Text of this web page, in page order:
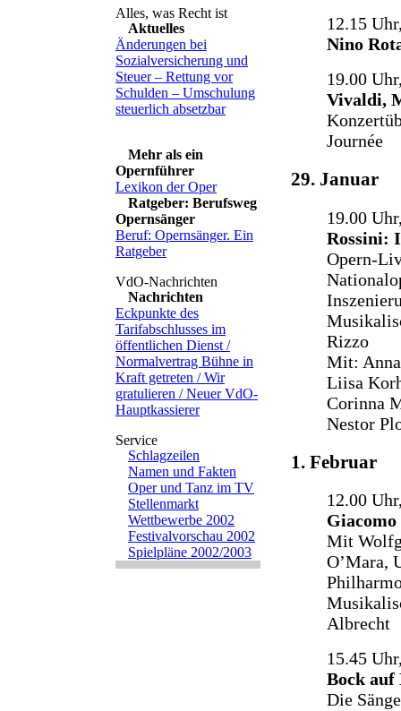
Aktuelles
Änderungen bei
Sozialversicherung und
Steuer – Rettung vor
Schulden – Umschulung
steuerlich absetzbar
Mehr als ein
Opernführer
Lexikon der Oper
Ratgeber: Berufsweg
Opernsänger
Beruf: Opernsänger. Ein
Ratgeber
Nachrichten
Eckpunkte des
Tarifabschlusses im
öffentlichen Dienst /
Normalvertrag Bühne in
Kraft getreten / Wir
gratulieren / Neuer VdO-
Hauptkassierer
Schlagzeilen
Namen und Fakten
Oper und Tanz im TV
Stellenmarkt
Wettbewerbe 2002
Festivalvorschau 2002
Spielpläne 2002/2003
12.15
Nino
19.00
Vivaldi,
Journée
29. Januar
19.00
Rossini:
Opern-
Rizzo
Mit:
Liisa
Corinna
Nestor
1. Februar
12.00
Mit
O’Mara,
Albrecht
15.45
Bock auf
Die